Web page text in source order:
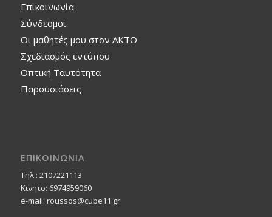
Επικοινωνία
Σύνδεσμοι
Οι μαθητές μου στον ΑΚΤΟ
Σχεδιασμός εντύπου
Οπτική Ταυτότητα
Παρουσιάσεις
ΕΠΙΚΟΙΝΩΝΙΑ
Τηλ.: 2107221113
Κινητο: 6974959060
e-mail: roussos@cube11.gr